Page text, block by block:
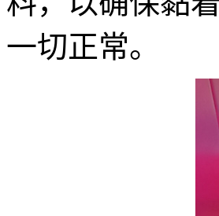
一切正常。